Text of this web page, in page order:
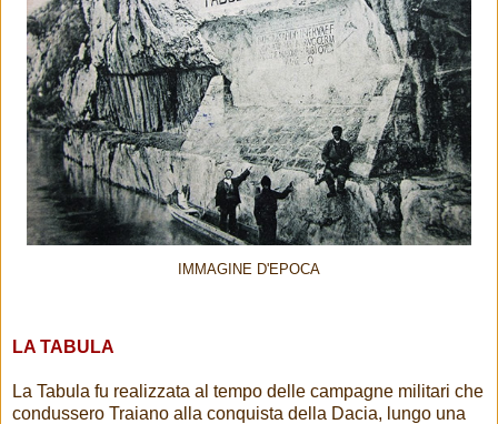
IMMAGINE D'EPOCA
LA TABULA
La Tabula fu realizzata al tempo delle campagne militari che
condussero Traiano alla conquista della Dacia, lungo una